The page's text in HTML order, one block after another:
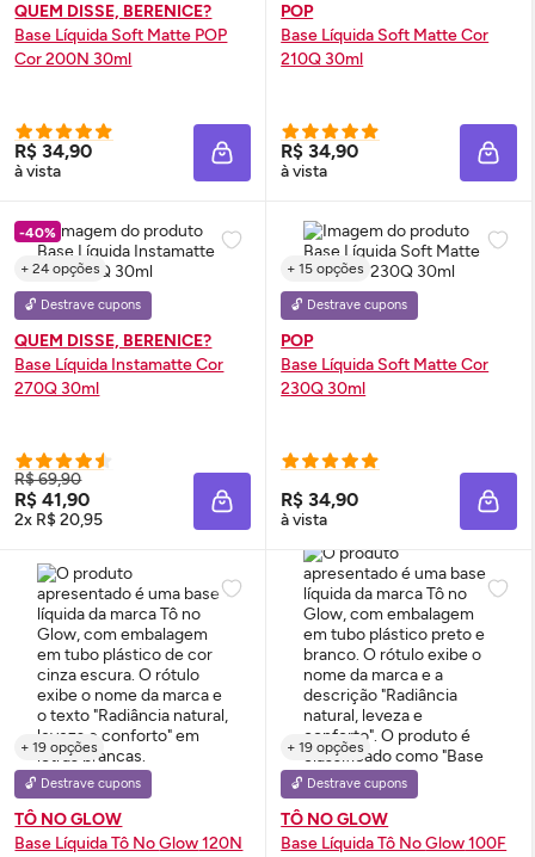
QUEM DISSE, BERENICE?
Base Líquida Soft Matte POP
Cor 200N 30ml
R$ 34,90
à vista ADICIONAR À SACOLA
POP
Base Líquida Soft Matte Cor
210Q 30ml
R$ 34,90
à vista
-40%
+ 24 opções
🔓 Destrave cupons
QUEM DISSE, BERENICE?
Base Líquida Instamatte Cor
270Q 30ml
R$ 69,90
R$ 41,90
2x R$ 20,95 ADICIONAR À SACOLA
+ 15 opções
🔓 Destrave cupons
POP
Base Líquida Soft Matte Cor
230Q 30ml
R$ 34,90
à vista
+ 19 opções
🔓 Destrave cupons
TÔ NO GLOW
Base Líquida Tô NoGlow120N
+ 19 opções
🔓 Destrave cupons
TÔ NO GLOW
Base Líquida Tô NoGlow100F